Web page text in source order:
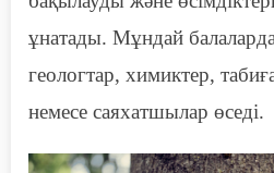
ұнатады. Мұндай
геологтар, химиктер,
немесе саяхатшылар өседі.